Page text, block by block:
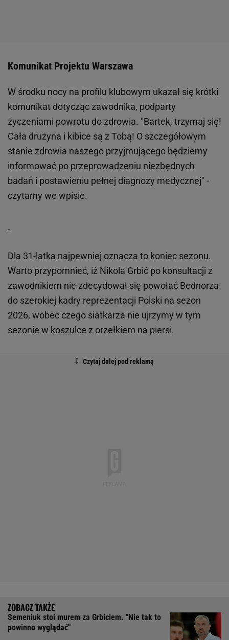
Komunikat Projektu Warszawa
W środku nocy na profilu klubowym ukazał się krótki
komunikat dotycząc zawodnika, podparty
życzeniami powrotu do zdrowia. "Bartek, trzymaj się!
Cała drużyna i kibice są z Tobą! O szczegółowym
stanie zdrowia naszego przyjmującego będziemy
informować po przeprowadzeniu niezbędnych
badań i postawieniu pełnej diagnozy medycznej" -
czytamy we wpisie.
Dla 31-latka najpewniej oznacza to koniec sezonu.
Warto przypomnieć, iż Nikola Grbić po konsultacji z
zawodnikiem nie zdecydował się powołać Bednorza
do szerokiej kadry reprezentacji Polski na sezon
2026, wobec czego siatkarza nie ujrzymy w tym
sezonie w koszulce z orzełkiem na piersi.
Semeniuk stoi murem za Grbiciem. "Nie tak to
powinno wyglądać"